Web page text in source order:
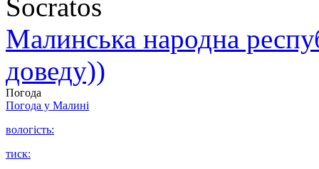
Socratos
Малинська народна
доведу))
Погода
Погода у Малині
вологість:
тиск: